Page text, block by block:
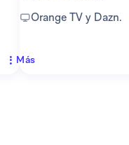
Orange TV y Dazn.
Más